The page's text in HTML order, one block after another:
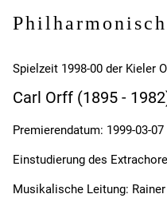
Spielzeit 1998-00 der Kieler
Carl Orff (1895 -
Premierendatum: 1999-03-07
Einstudierung des
Musikalische Leitung: